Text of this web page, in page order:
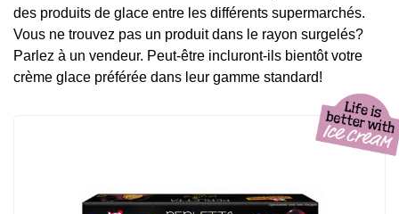
des produits de glace entre les différents supermarchés.
Vous ne trouvez pas un produit dans le rayon surgelés?
Parlez à un vendeur. Peut-être incluront-ils bientôt votre
crème glace préférée dans leur gamme standard!